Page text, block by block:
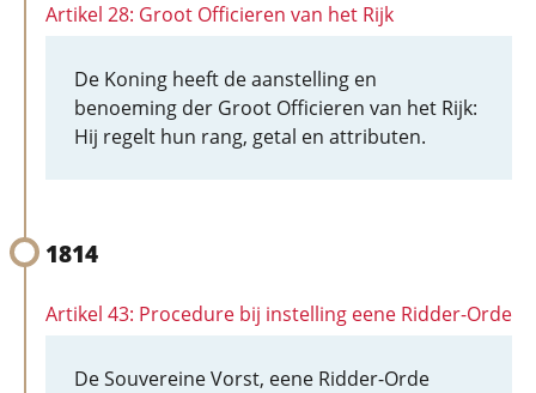
Artikel 28: Groot Officieren van het Rijk
De Koning heeft de aanstelling en
benoeming der Groot Officieren van het Rijk:
Hij regelt hun rang, getal en attributen.
1814
Artikel 43: Procedure bij instelling eene Ridder-Orde
De Souvereine Vorst, eene Ridder-Orde